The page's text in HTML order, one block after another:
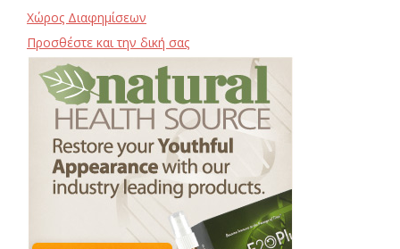
Χώρος Διαφημίσεων
Προσθέστε και την δική σας